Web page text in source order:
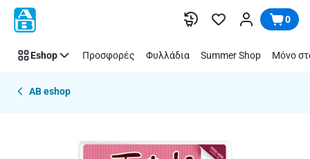
Παράλειψη 0
Eshop Προσφορές Φυλλάδια Summer Shop Μόνο
AB eshop